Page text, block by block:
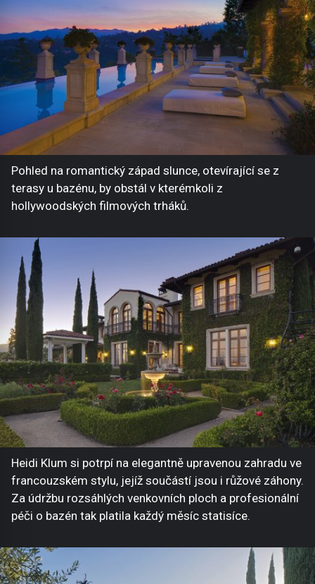
Pohled na romantický západ slunce, otevírající se z
terasy u bazénu, by obstál v kterémkoli z
hollywoodských filmových trháků.
Heidi Klum si potrpí na elegantně upravenou zahradu ve
francouzském stylu, jejíž součástí jsou i růžové záhony.
Za údržbu rozsáhlých venkovních ploch a profesionální
péči o bazén tak platila každý měsíc statisíce.